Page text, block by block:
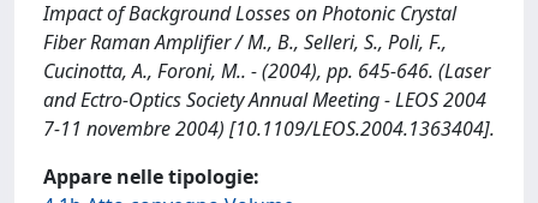
Impact of Background Losses on Photonic Crystal
Fiber Raman Amplifier / M., B., Selleri, S., Poli, F.,
Cucinotta, A., Foroni, M.. - (2004), pp. 645-646. (Laser
and Ectro-Optics Society Annual Meeting - LEOS 2004
7-11 novembre 2004) [10.1109/LEOS.2004.1363404].
Appare nelle tipologie: